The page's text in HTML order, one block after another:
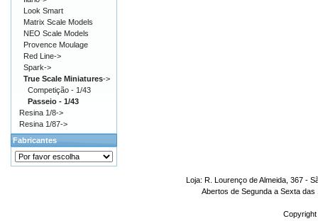
Look Smart
Matrix Scale Models
NEO Scale Models
Provence Moulage
Red Line->
Spark->
True Scale Miniatures->
Competição - 1/43
Passeio - 1/43
Resina 1/8->
Resina 1/87->
Fabricantes
Loja: R. Lourenço de Almeida, 367 -
Abertos de Segunda a Sexta